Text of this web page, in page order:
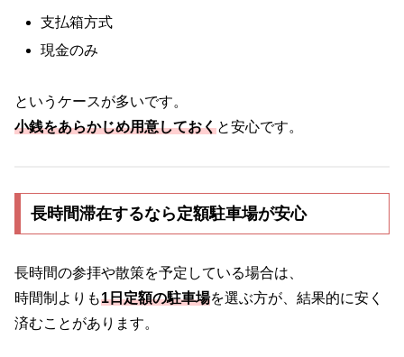
支払箱方式
現金のみ
というケースが多いです。
小銭をあらかじめ用意しておくと安心です。
長時間滞在するなら定額駐車場が安心
長時間の参拝や散策を予定している場合は、
時間制よりも1日定額の駐車場を選ぶ方が、結果的に安く
済むことがあります。